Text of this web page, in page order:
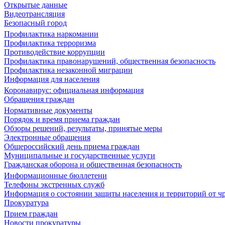
Открытые данные
Видеотрансляция
Безопасный город
Профилактика наркомании
Профилактика терроризма
Противодействие коррупции
Профилактика правонарушений, общественная безопасность
Профилактика незаконной миграции
Информация для населения
Коронавирус: официальная информация
Обращения граждан
Нормативные документы
Порядок и время приема граждан
Обзоры решений, результаты, принятые меры
Электронные обращения
Общероссийский день приема граждан
Муниципальные и государственные услуги
Гражданская оборона и общественная безопасность
Информационные бюллетени
Телефоны экстренных служб
Информация о состоянии защиты населения и территорий от
Прокуратура
Прием граждан
Новости прокуратуры